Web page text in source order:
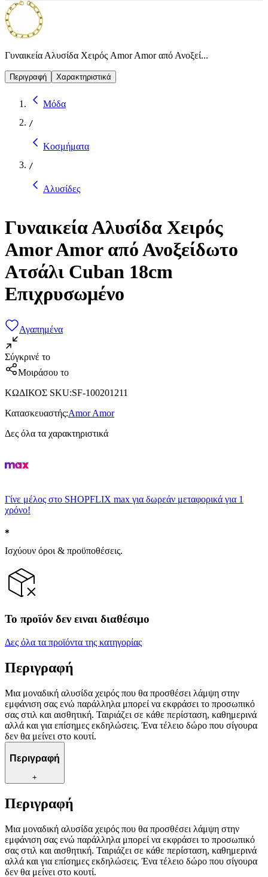
Γυναικεία Αλυσίδα Χειρός Amor Amor από Ανοξεί...
Περιγραφή Χαρακτηριστικά
Μόδα
/
Κοσμήματα
/
Αλυσίδες
Γυναικεία Αλυσίδα Χειρός
Amor Amor από Ανοξείδωτο
Ατσάλι Cuban 18cm
Επιχρυσωμένο
Αγαπημένα
Σύγκρινέ το
Μοιράσου το
ΚΩΔΙΚΟΣ SKU:SF-100201211
Κατασκευαστής:Amor Amor
Δες όλα τα χαρακτηριστικά
Γίνε μέλος στο SHOPFLIX max για δωρεάν μεταφορικά για 1
χρόνο!
Ισχύουν όροι & προϋποθέσεις.
Το προϊόν δεν ειναι διαθέσιμο
Δες όλα τα προϊόντα της κατηγορίας
Περιγραφή
Μια μοναδική αλυσίδα χειρός που θα προσθέσει λάμψη στην
εμφάνιση σας ενώ παράλληλα μπορεί να εκφράσει το προσωπικό
σας στιλ και αισθητική. Ταιριάζει σε κάθε περίσταση, καθημερινά
αλλά και για επίσημες εκδηλώσεις. Ένα τέλειο δώρο που σίγουρα
δεν θα μείνει στο κουτί.
Περιγραφή
+
Περιγραφή
Μια μοναδική αλυσίδα χειρός που θα προσθέσει λάμψη στην
εμφάνιση σας ενώ παράλληλα μπορεί να εκφράσει το προσωπικό
σας στιλ και αισθητική. Ταιριάζει σε κάθε περίσταση, καθημερινά
αλλά και για επίσημες εκδηλώσεις. Ένα τέλειο δώρο που σίγουρα
δεν θα μείνει στο κουτί.